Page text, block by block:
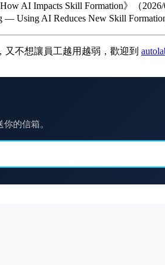
AI Impacts Skill Formation》（
Using AI Reduces New Skill Formation
不想讓員工越用越弱，歡迎到
的信箱。